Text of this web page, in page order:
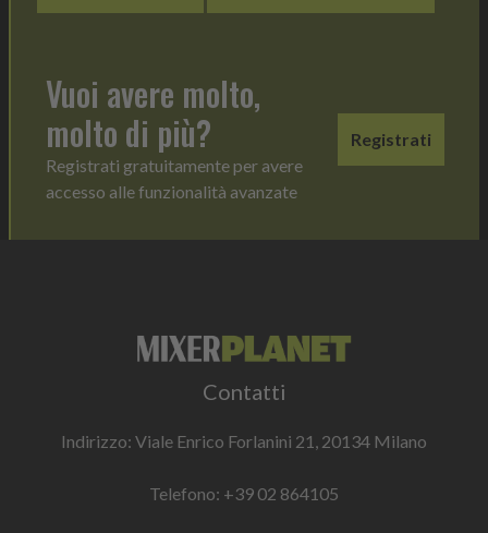
Vuoi avere molto,
molto di più?
Registrati gratuitamente per avere
accesso alle funzionalità avanzate
Registrati
Contatti
Indirizzo: Viale Enrico Forlanini 21, 20134 Milano
Telefono: +39 02 864105